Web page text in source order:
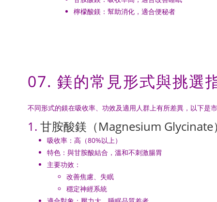
檸檬酸鎂：幫助消化，適合便秘者
07. 鎂的常見形式與挑選
不同形式的鎂在吸收率、功效及適用人群上有所差異，以下是
1. 甘胺酸鎂（Magnesium Glycinate
吸收率：高（80%以上）
特色：與甘胺酸結合，溫和不刺激腸胃
主要功效：
改善焦慮、失眠
穩定神經系統